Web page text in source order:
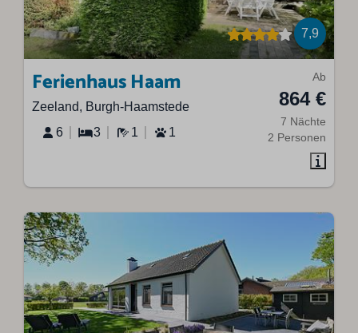
7,9
Ab
864 €
7 Nächte
2 Personen
Ferienhaus Haam
Zeeland, Burgh-Haamstede
6
3 1 1